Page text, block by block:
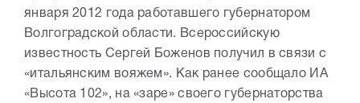
января 2012 года работавшего губернатором
Волгоградской области. Всероссийскую
известность Сергей Боженов получил в связи с
«итальянским вояжем». Как ранее сообщало ИА
«Высота 102», на «заре» своего губернаторства